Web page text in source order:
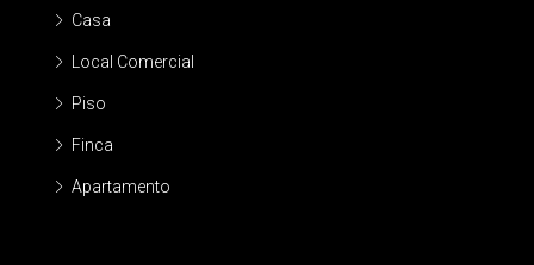
Casa
Local Comercial
Piso
Finca
Apartamento